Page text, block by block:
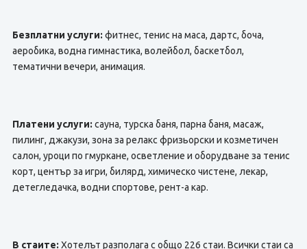
Безплатни услуги: фитнес, тенис на маса, дартс, боча,
аеробика, водна гимнастика, волейбол, баскетбол,
тематични вечери, анимация.
Платени услуги: сауна, турска баня, парна баня, масаж,
пилинг, джакузи, зона за релакс фризьорски и козметичен
салон, уроци по гмуркане, осветление и оборудване за тенис
корт, център за игри, билярд, химическо чистене, лекар,
детегледачка, водни спортове, рент-а кар.
В стаите: Хотелът разполага с общо 226 стаи. Всички стаи са